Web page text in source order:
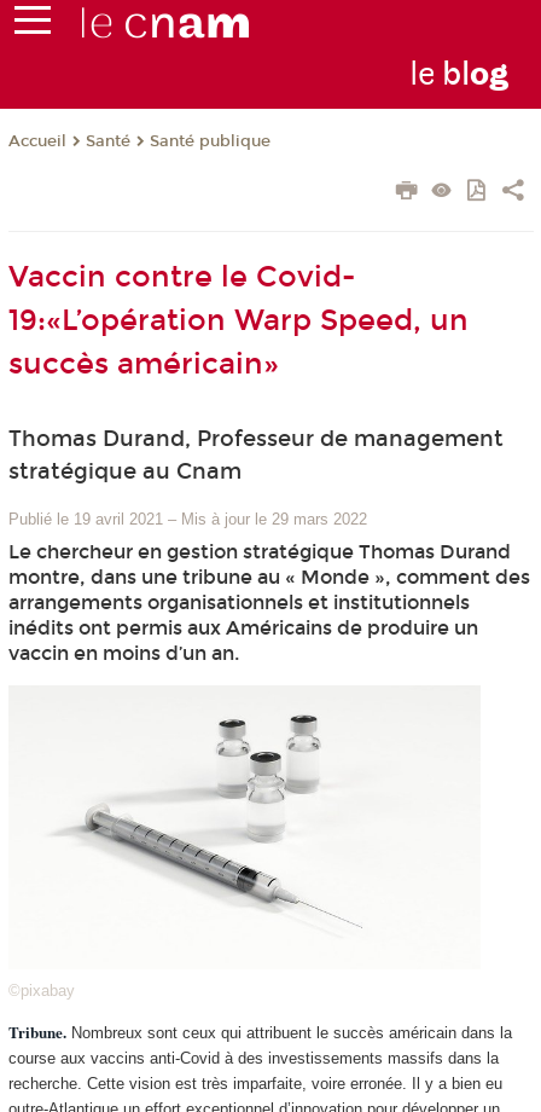
le blog
Accueil Santé Santé publique
Vaccin contre le Covid-
19:«L’opération Warp Speed, un
succès américain»
Thomas Durand, Professeur de management
stratégique au Cnam
Publié le 19 avril 2021 – Mis à jour le 29 mars 2022
Le chercheur en gestion stratégique Thomas Durand
montre, dans une tribune au « Monde », comment des
arrangements organisationnels et institutionnels
inédits ont permis aux Américains de produire un
vaccin en moins d’un an.
©pixabay
Tribune. Nombreux sont ceux qui attribuent le succès américain dans la
course aux vaccins anti-Covid à des investissements massifs dans la
recherche. Cette vision est très imparfaite, voire erronée. Il y a bien eu